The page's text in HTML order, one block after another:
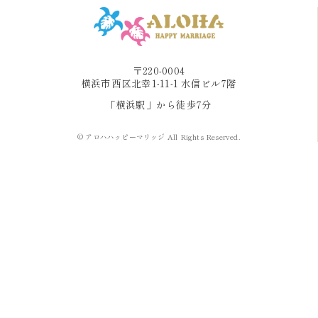
〒220-0004
横浜市西区北幸1-11-1 水信ビル7階
「横浜駅」から徒歩7分
© アロハハッピーマリッジ All Rights Reserved.